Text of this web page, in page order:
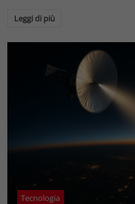
Leggi di più
Tecnologia